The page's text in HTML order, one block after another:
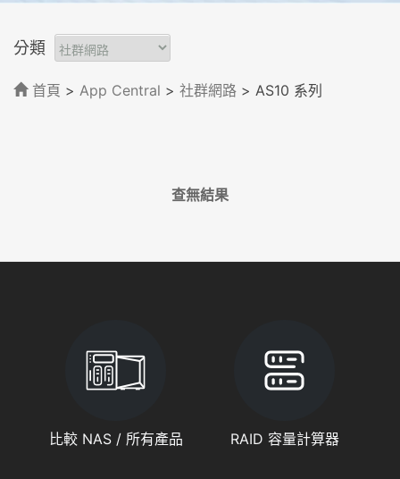
分類
首頁 > App Central > 社群網路 > AS10 系列
查無結果
比較 NAS / 所有產品 RAID 容量計算器